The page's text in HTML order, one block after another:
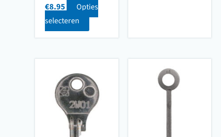
€8.95
Opties
selecteren